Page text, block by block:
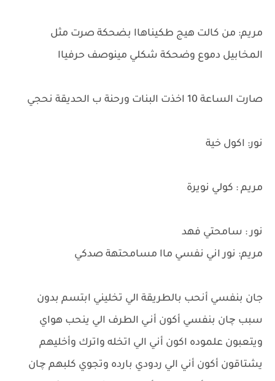
مريم: من كالت هيج طكيناهاا بضحكة صرت مثل
المخابيل دموع وضحكة شكلي مينوصف حرفياا
صارت الساعة 10 اخذت البنات ورحنة ب الحديقة نحجي
نور: اكول خية
مريم : كولي نويرة
نور : سامحتي فهد
مريم: نور اني نفسي ماا مسامحتهة صدكي
جان بنفسي أنحب بالطريقة الي تخليني ابتسم بدون
سبب چان بنفسي أكون أنـي الطرف الي ينحب هواي
ويتعبون علموده اكون أني الي اتخله واترك وأخليهم
يشتاقون أكون أني الي ردودي بارده وتجوي كلبهم چان